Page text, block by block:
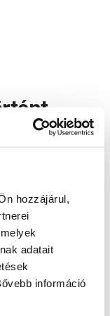
hozzájárul,
adatait
információ